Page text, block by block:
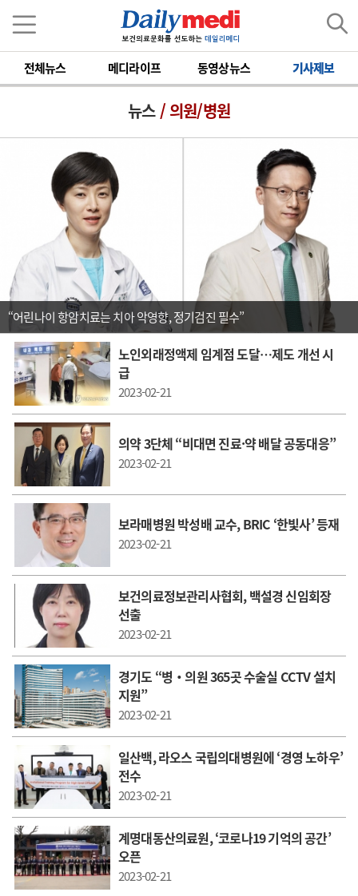
전체뉴스 메디라이프 동영상뉴스 기사제보
뉴스/ 의원/병원
“어린나이 항암치료는 치아 악영향, 정기검진 필수”
노인외래정액제 임계점 도달…제도 개선 시
급
2023-02-21
의약 3단체 “비대면 진료·약 배달 공동대응”
2023-02-21
보라매병원 박성배 교수, BRIC ‘한빛사’ 등재
2023-02-21
보건의료정보관리사협회, 백설경 신임회장
선출
2023-02-21
경기도 “병‧의원 365곳 수술실 CCTV 설치
지원”
2023-02-21
일산백, 라오스 국립의대병원에 ‘경영 노하우’
전수
2023-02-21
계명대동산의료원, ‘코로나19 기억의 공간’
오픈
2023-02-21